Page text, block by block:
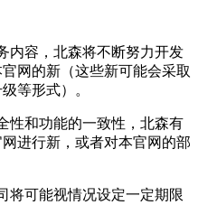
内容，北森将不断努力开发
网的新（这些新可能会采取
等形式）。
性和功能的一致性，北森有
进行新，或者对本官网的部
将可能视情况设定一定期限